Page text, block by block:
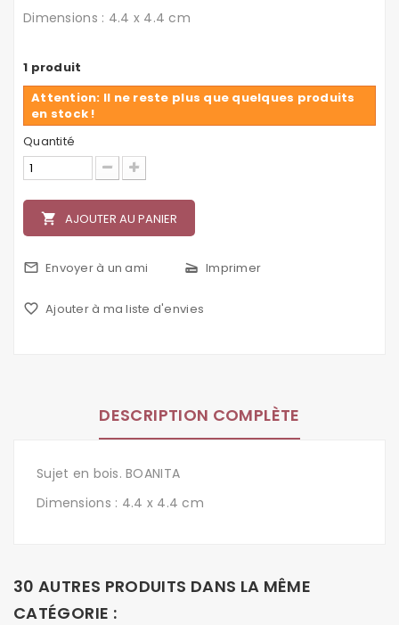
Dimensions : 4.4 x 4.4 cm
1 produit
Attention: Il ne reste plus que quelques produits
en stock !
Quantité
local_grocery_store AJOUTER AU PANIER
mail_outline Envoyer à un ami scanner Imprimer
favorite_border Ajouter à ma liste d'envies
DESCRIPTION COMPLÈTE
Sujet en bois. BOANITA
Dimensions : 4.4 x 4.4 cm
30 AUTRES PRODUITS DANS LA MÊME
CATÉGORIE :